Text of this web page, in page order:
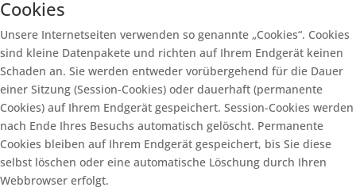
Cookies
Unsere Internetseiten verwenden so genannte „Cookies“. Cookies
sind kleine Datenpakete und richten auf Ihrem Endgerät keinen
Schaden an. Sie werden entweder vorübergehend für die Dauer
einer Sitzung (Session-Cookies) oder dauerhaft (permanente
Cookies) auf Ihrem Endgerät gespeichert. Session-Cookies werden
nach Ende Ihres Besuchs automatisch gelöscht. Permanente
Cookies bleiben auf Ihrem Endgerät gespeichert, bis Sie diese
selbst löschen oder eine automatische Löschung durch Ihren
Webbrowser erfolgt.